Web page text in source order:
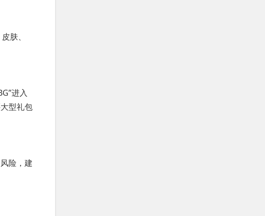
肤、
进入
型礼包
险，建